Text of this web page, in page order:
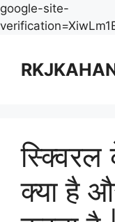
google-site-
content
क्या है